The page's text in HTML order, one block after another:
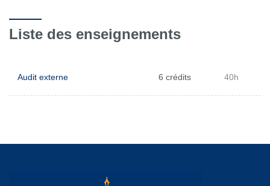
Liste des enseignements
Audit externe 6 crédits 40h